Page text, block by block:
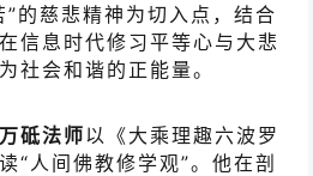
的慈悲精神为切入点，结合
信息时代修习平等心与大悲
社会和谐的正能量。
砥法师以 《大乘理趣六波罗
“人间佛教修学观”。他在剖